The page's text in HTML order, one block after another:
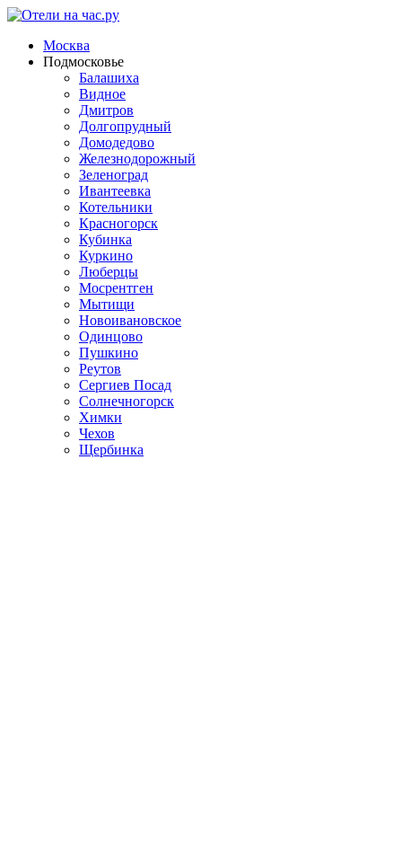
Москва
Подмосковье
Балашиха
Видное
Дмитров
Долгопрудный
Домодедово
Железнодорожный
Зеленоград
Ивантеевка
Котельники
Красногорск
Кубинка
Куркино
Люберцы
Мосрентген
Мытищи
Новоивановское
Одинцово
Пушкино
Реутов
Сергиев Посад
Солнечногорск
Химки
Чехов
Щербинка